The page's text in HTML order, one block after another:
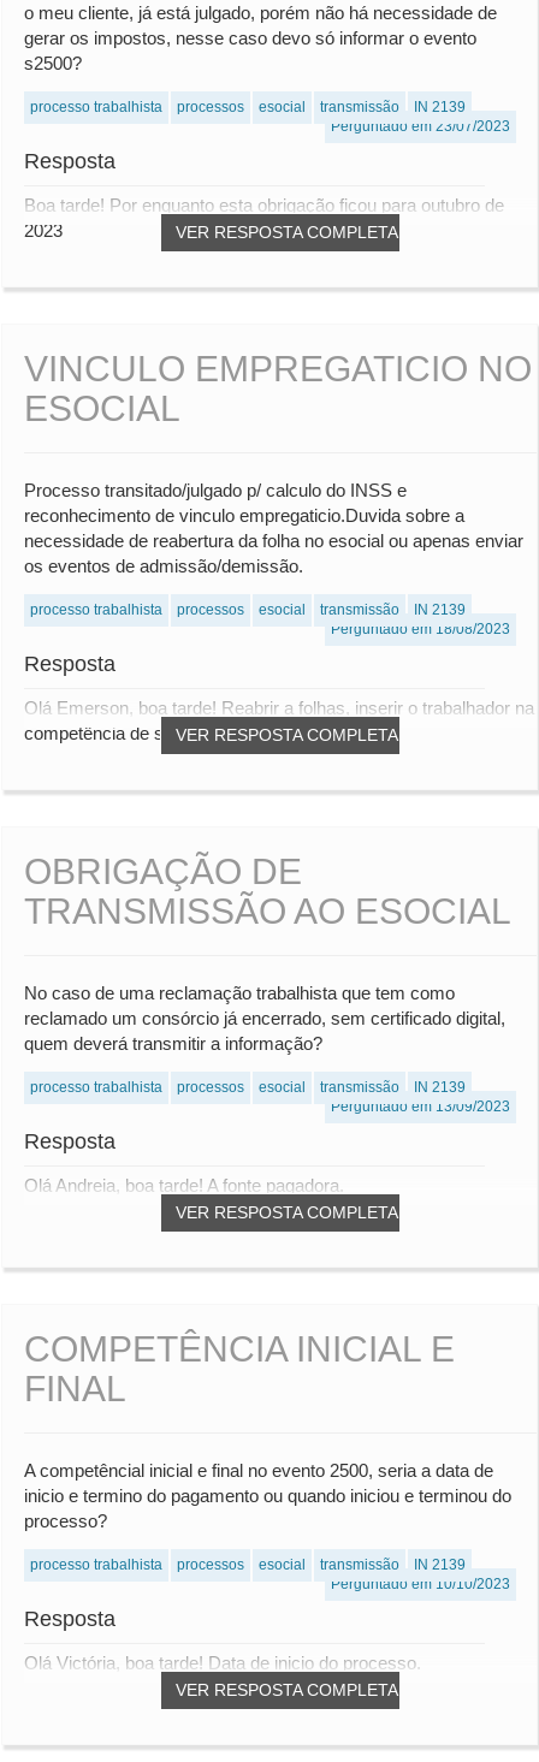
o meu cliente, já está julgado, porém não há necessidade de
gerar os impostos, nesse caso devo só informar o evento
s2500?
processo trabalhista processos esocial transmissão
IN 2139
Perguntado em 23/07/2023
Resposta
VER RESPOSTA COMPLETA
Boa tarde! Por enquanto esta obrigação ficou para outubro de
2023
VINCULO EMPREGATICIO NO
ESOCIAL
Processo transitado/julgado p/ calculo do INSS e
reconhecimento de vinculo empregaticio.Duvida sobre a
necessidade de reabertura da folha no esocial ou apenas enviar
os eventos de admissão/demissão.
processo trabalhista processos esocial transmissão
IN 2139
Perguntado em 18/08/2023
Resposta
VER RESPOSTA COMPLETA
Olá Emerson, boa tarde! Reabrir a folhas, inserir o trabalhador na
competência de sua admissão, repr...
OBRIGAÇÃO DE
TRANSMISSÃO AO ESOCIAL
No caso de uma reclamação trabalhista que tem como
reclamado um consórcio já encerrado, sem certificado digital,
quem deverá transmitir a informação?
processo trabalhista processos esocial transmissão
IN 2139
Perguntado em 13/09/2023
Resposta
VER RESPOSTA COMPLETA
Olá Andreia, boa tarde! A fonte pagadora.
COMPETÊNCIA INICIAL E
FINAL
A competêncial inicial e final no evento 2500, seria a data de
inicio e termino do pagamento ou quando iniciou e terminou do
processo?
processo trabalhista processos esocial transmissão
IN 2139
Perguntado em 10/10/2023
Resposta
VER RESPOSTA COMPLETA
Olá Victória, boa tarde! Data de inicio do processo.